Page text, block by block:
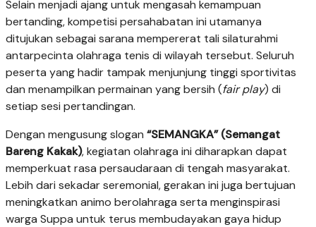
Selain menjadi ajang untuk mengasah kemampuan
bertanding, kompetisi persahabatan ini utamanya
ditujukan sebagai sarana mempererat tali silaturahmi
antarpecinta olahraga tenis di wilayah tersebut. Seluruh
peserta yang hadir tampak menjunjung tinggi sportivitas
dan menampilkan permainan yang bersih (fair play) di
setiap sesi pertandingan.
Dengan mengusung slogan “SEMANGKA” (Semangat
Bareng Kakak), kegiatan olahraga ini diharapkan dapat
memperkuat rasa persaudaraan di tengah masyarakat.
Lebih dari sekadar seremonial, gerakan ini juga bertujuan
meningkatkan animo berolahraga serta menginspirasi
warga Suppa untuk terus membudayakan gaya hidup